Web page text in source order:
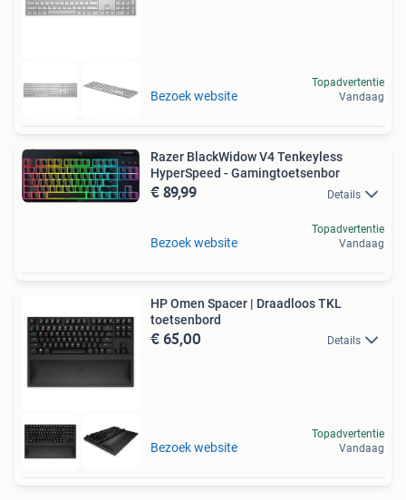
Bezoek website
Topadvertentie
Vandaag
Razer BlackWidow V4 Tenkeyless
HyperSpeed - Gamingtoetsenbor
€ 89,99 Details
Bezoek website
Topadvertentie
Vandaag
HP Omen Spacer | Draadloos TKL
toetsenbord
€ 65,00 Details
Bezoek website
Topadvertentie
Vandaag